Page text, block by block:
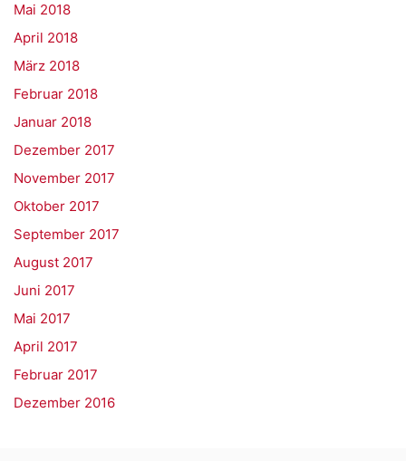
Mai 2018
April 2018
März 2018
Februar 2018
Januar 2018
Dezember 2017
November 2017
Oktober 2017
September 2017
August 2017
Juni 2017
Mai 2017
April 2017
Februar 2017
Dezember 2016